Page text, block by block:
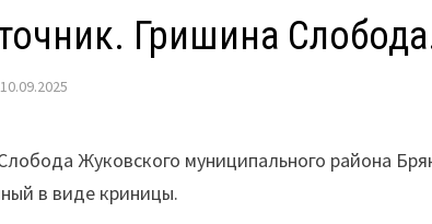
Гришина
10.09.2025
Жуковского муниципального района
в виде криницы.